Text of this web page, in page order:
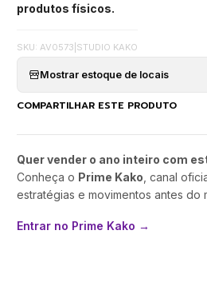
produtos físicos.
SKU: AV0573 STUDIO KAKO
Mostrar estoque de locais
COMPARTILHAR ESTE PRODUTO
Quer vender o ano inteiro com
Conheça o Prime Kako , canal
estratégias e movimentos antes do
Entrar no Prime Kako →